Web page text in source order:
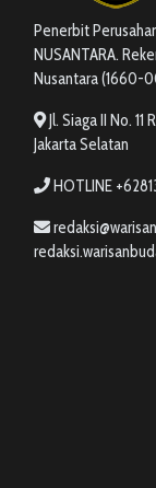
Penerbit
NUSANTARA.
Nusantara (1660-
Jl. Siaga II No.
Jakarta Selatan
HOTLINE